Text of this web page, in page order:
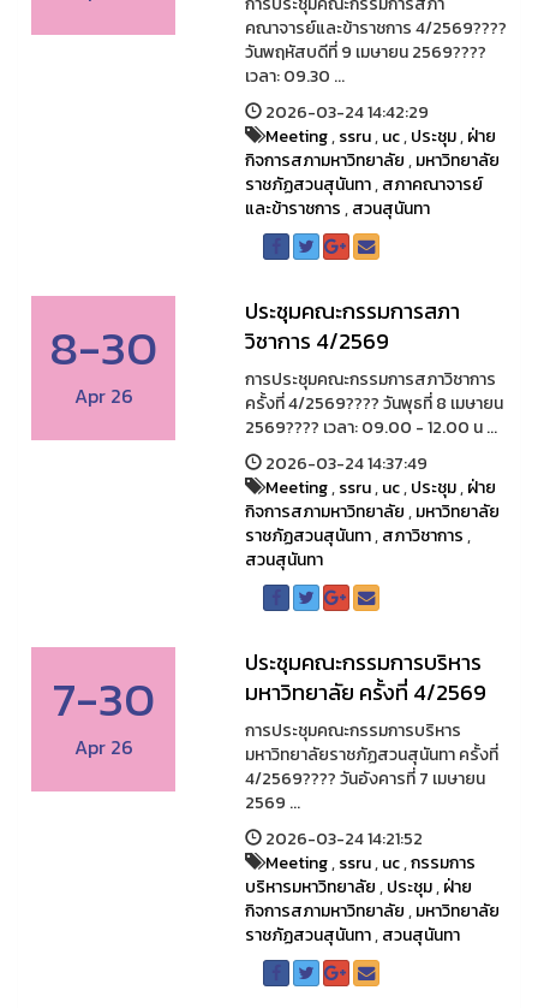
คณาจารย์และข้าราชการ 4/2569????️
วันพฤหัสบดีที่ 9 เมษายน 2569????
เวลา: 09.30 ...
2026-03-24 14:42:29
Meeting,ssru,uc,ประชุม,ฝ่าย
กิจการสภามหาวิทยาลัย,มหาวิทยาลัย
ราชภัฏสวนสุนันทา,สภาคณาจารย์
และข้าราชการ,สวนสุนันทา
8-30
Apr 26
ประชุมคณะกรรมการสภา
วิชาการ 4/2569
การประชุมคณะกรรมการสภาวิชาการ
ครั้งที่ 4/2569????️ วันพุธที่ 8 เมษายน
2569???? เวลา: 09.00 - 12.00 น ...
2026-03-24 14:37:49
Meeting,ssru,uc,ประชุม,ฝ่าย
กิจการสภามหาวิทยาลัย,มหาวิทยาลัย
ราชภัฏสวนสุนันทา,สภาวิชาการ,
สวนสุนันทา
7-30
Apr 26
ประชุมคณะกรรมการบริหาร
มหาวิทยาลัย ครั้งที่ 4/2569
การประชุมคณะกรรมการบริหาร
มหาวิทยาลัยราชภัฏสวนสุนันทา ครั้งที่
4/2569????️ วันอังคารที่ 7 เมษายน
2569 ...
2026-03-24 14:21:52
Meeting,ssru,uc,กรรมการ
บริหารมหาวิทยาลัย,ประชุม,ฝ่าย
กิจการสภามหาวิทยาลัย,มหาวิทยาลัย
ราชภัฏสวนสุนันทา,สวนสุนันทา